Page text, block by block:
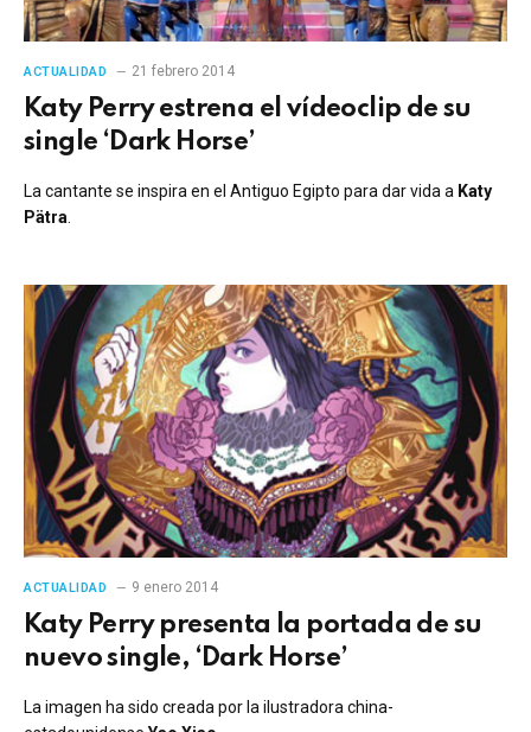
ACTUALIDAD 21 febrero 2014
Katy Perry estrena el vídeoclip de su
single ‘Dark Horse’
La cantante se inspira en el Antiguo Egipto para dar vida a Katy
Pätra
ACTUALIDAD 9 enero 2014
Katy Perry presenta la portada de su
nuevo single, ‘Dark Horse’
La imagen ha sido creada por la ilustradora china-